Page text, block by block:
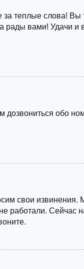
теплые слова! Вы
рады вами! Удачи и
дозвониться обо
свои извинения.
работали. Сейчас